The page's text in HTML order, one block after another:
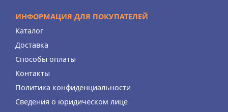
ИНФОРМАЦИЯ ДЛЯ ПОКУПАТЕЛЕЙ
Каталог
Доставка
Способы оплаты
Контакты
Политика конфиденциальности
Сведения о юридическом лице